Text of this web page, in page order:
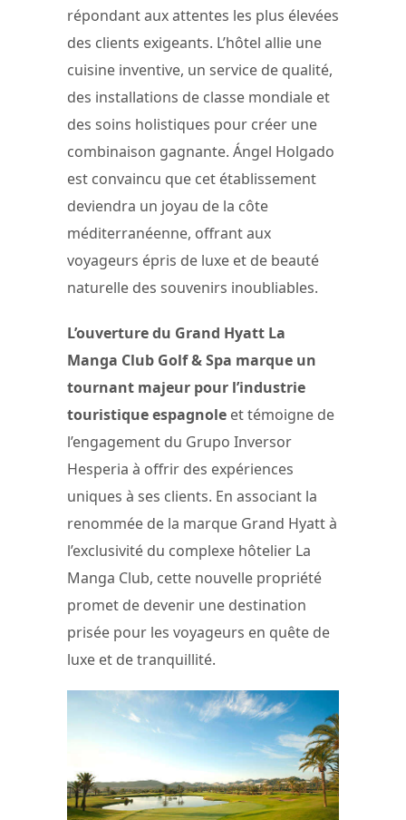
répondant aux attentes les plus élevées
des clients exigeants. L’hôtel allie une
cuisine inventive, un service de qualité,
des installations de classe mondiale et
des soins holistiques pour créer une
combinaison gagnante. Ángel Holgado
est convaincu que cet établissement
deviendra un joyau de la côte
méditerranéenne, offrant aux
voyageurs épris de luxe et de beauté
naturelle des souvenirs inoubliables.
L’ouverture du Grand Hyatt La
Manga Club Golf & Spa marque un
tournant majeur pour l’industrie
touristique espagnole et témoigne de
l’engagement du Grupo Inversor
Hesperia à offrir des expériences
uniques à ses clients. En associant la
renommée de la marque Grand Hyatt à
l’exclusivité du complexe hôtelier La
Manga Club, cette nouvelle propriété
promet de devenir une destination
prisée pour les voyageurs en quête de
luxe et de tranquillité.